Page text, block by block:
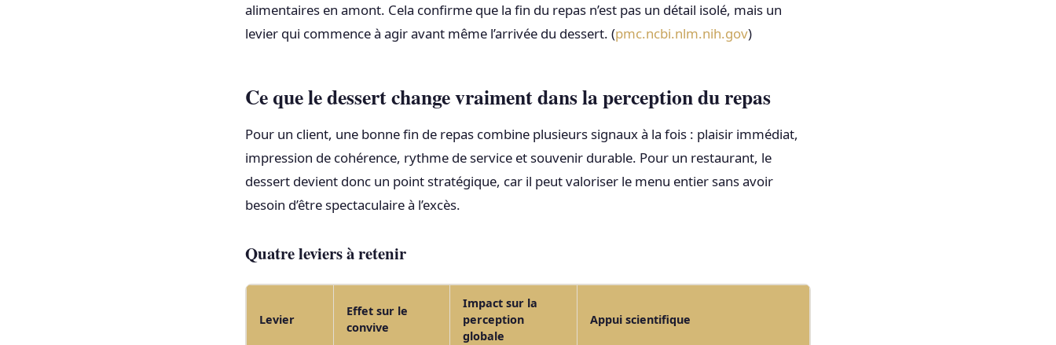
alimentaires en amont. Cela confirme que la fin du repas n’est pas un détail isolé, mais un
levier qui commence à agir avant même l’arrivée du dessert. (pmc.ncbi.nlm.nih.gov)
Ce que le dessert change vraiment dans la perception du repas
Pour un client, une bonne fin de repas combine plusieurs signaux à la fois : plaisir immédiat,
impression de cohérence, rythme de service et souvenir durable. Pour un restaurant, le
dessert devient donc un point stratégique, car il peut valoriser le menu entier sans avoir
besoin d’être spectaculaire à l’excès.
Quatre leviers à retenir
Levier
Effet sur le
convive
Impact sur la
perception
globale
Appui scientifique